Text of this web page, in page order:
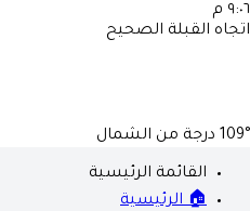
٩:٠٦ م
اتجاه القبلة الصحيح
109° درجة من الشمال
القائمة الرئيسية
🏠 الرئيسية